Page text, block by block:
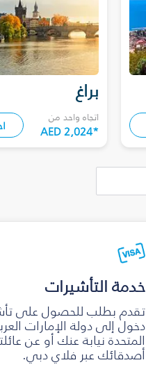
براغ
اتجاه واحد من
AED 2,024*
خدمة التأشيرات
تقدم بطلب للحصول على
دخول إلى دولة الإمارات
المتحدة نيابة عنك أو عن
أصدقائك عبر فلاي دبي.